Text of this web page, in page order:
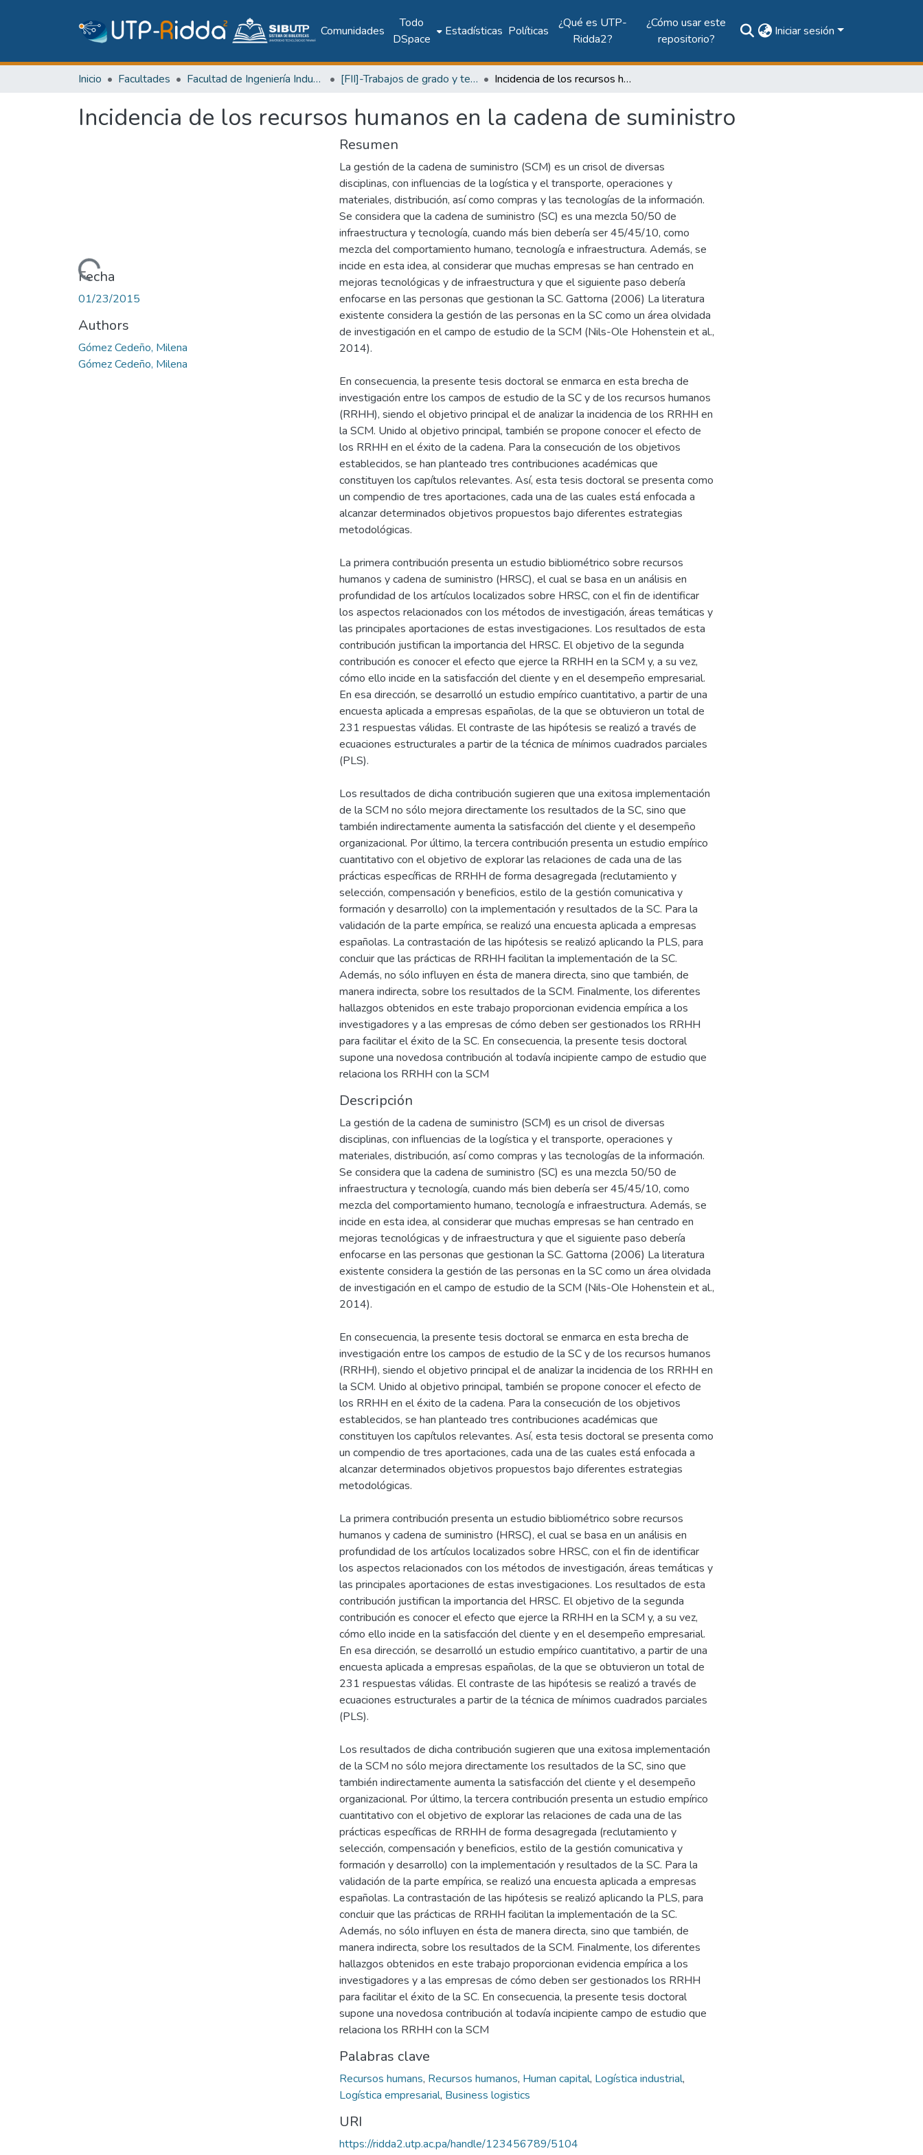
Comunidades
Todo
DSpace
Estadísticas Políticas
¿Qué es UTP-
Ridda2?
¿Cómo usar este
repositorio?
Iniciar sesión
Inicio Facultades Facultad de Ingeniería Industrial [FII]-Trabajos de grado y tesis Incidencia de los recursos humanos en la cadena de suministro
Incidencia de los recursos humanos en la cadena de suministro
Cargando...
Fecha
01/23/2015
Authors
Gómez Cedeño, Milena
Gómez Cedeño, Milena
Resumen
La gestión de la cadena de suministro (SCM) es un crisol de diversas
disciplinas, con influencias de la logística y el transporte, operaciones y
materiales, distribución, así como compras y las tecnologías de la información.
Se considera que la cadena de suministro (SC) es una mezcla 50/50 de
infraestructura y tecnología, cuando más bien debería ser 45/45/10, como
mezcla del comportamiento humano, tecnología e infraestructura. Además, se
incide en esta idea, al considerar que muchas empresas se han centrado en
mejoras tecnológicas y de infraestructura y que el siguiente paso debería
enfocarse en las personas que gestionan la SC. Gattorna (2006) La literatura
existente considera la gestión de las personas en la SC como un área olvidada
de investigación en el campo de estudio de la SCM (Nils-Ole Hohenstein et al.,
2014).
En consecuencia, la presente tesis doctoral se enmarca en esta brecha de
investigación entre los campos de estudio de la SC y de los recursos humanos
(RRHH), siendo el objetivo principal el de analizar la incidencia de los RRHH en
la SCM. Unido al objetivo principal, también se propone conocer el efecto de
los RRHH en el éxito de la cadena. Para la consecución de los objetivos
establecidos, se han planteado tres contribuciones académicas que
constituyen los capítulos relevantes. Así, esta tesis doctoral se presenta como
un compendio de tres aportaciones, cada una de las cuales está enfocada a
alcanzar determinados objetivos propuestos bajo diferentes estrategias
metodológicas.
La primera contribución presenta un estudio bibliométrico sobre recursos
humanos y cadena de suministro (HRSC), el cual se basa en un análisis en
profundidad de los artículos localizados sobre HRSC, con el fin de identificar
los aspectos relacionados con los métodos de investigación, áreas temáticas y
las principales aportaciones de estas investigaciones. Los resultados de esta
contribución justifican la importancia del HRSC. El objetivo de la segunda
contribución es conocer el efecto que ejerce la RRHH en la SCM y, a su vez,
cómo ello incide en la satisfacción del cliente y en el desempeño empresarial.
En esa dirección, se desarrolló un estudio empírico cuantitativo, a partir de una
encuesta aplicada a empresas españolas, de la que se obtuvieron un total de
231 respuestas válidas. El contraste de las hipótesis se realizó a través de
ecuaciones estructurales a partir de la técnica de mínimos cuadrados parciales
(PLS).
Los resultados de dicha contribución sugieren que una exitosa implementación
de la SCM no sólo mejora directamente los resultados de la SC, sino que
también indirectamente aumenta la satisfacción del cliente y el desempeño
organizacional. Por último, la tercera contribución presenta un estudio empírico
cuantitativo con el objetivo de explorar las relaciones de cada una de las
prácticas específicas de RRHH de forma desagregada (reclutamiento y
selección, compensación y beneficios, estilo de la gestión comunicativa y
formación y desarrollo) con la implementación y resultados de la SC. Para la
validación de la parte empírica, se realizó una encuesta aplicada a empresas
españolas. La contrastación de las hipótesis se realizó aplicando la PLS, para
concluir que las prácticas de RRHH facilitan la implementación de la SC.
Además, no sólo influyen en ésta de manera directa, sino que también, de
manera indirecta, sobre los resultados de la SCM. Finalmente, los diferentes
hallazgos obtenidos en este trabajo proporcionan evidencia empírica a los
investigadores y a las empresas de cómo deben ser gestionados los RRHH
para facilitar el éxito de la SC. En consecuencia, la presente tesis doctoral
supone una novedosa contribución al todavía incipiente campo de estudio que
relaciona los RRHH con la SCM
Descripción
La gestión de la cadena de suministro (SCM) es un crisol de diversas
disciplinas, con influencias de la logística y el transporte, operaciones y
materiales, distribución, así como compras y las tecnologías de la información.
Se considera que la cadena de suministro (SC) es una mezcla 50/50 de
infraestructura y tecnología, cuando más bien debería ser 45/45/10, como
mezcla del comportamiento humano, tecnología e infraestructura. Además, se
incide en esta idea, al considerar que muchas empresas se han centrado en
mejoras tecnológicas y de infraestructura y que el siguiente paso debería
enfocarse en las personas que gestionan la SC. Gattorna (2006) La literatura
existente considera la gestión de las personas en la SC como un área olvidada
de investigación en el campo de estudio de la SCM (Nils-Ole Hohenstein et al.,
2014).
En consecuencia, la presente tesis doctoral se enmarca en esta brecha de
investigación entre los campos de estudio de la SC y de los recursos humanos
(RRHH), siendo el objetivo principal el de analizar la incidencia de los RRHH en
la SCM. Unido al objetivo principal, también se propone conocer el efecto de
los RRHH en el éxito de la cadena. Para la consecución de los objetivos
establecidos, se han planteado tres contribuciones académicas que
constituyen los capítulos relevantes. Así, esta tesis doctoral se presenta como
un compendio de tres aportaciones, cada una de las cuales está enfocada a
alcanzar determinados objetivos propuestos bajo diferentes estrategias
metodológicas.
La primera contribución presenta un estudio bibliométrico sobre recursos
humanos y cadena de suministro (HRSC), el cual se basa en un análisis en
profundidad de los artículos localizados sobre HRSC, con el fin de identificar
los aspectos relacionados con los métodos de investigación, áreas temáticas y
las principales aportaciones de estas investigaciones. Los resultados de esta
contribución justifican la importancia del HRSC. El objetivo de la segunda
contribución es conocer el efecto que ejerce la RRHH en la SCM y, a su vez,
cómo ello incide en la satisfacción del cliente y en el desempeño empresarial.
En esa dirección, se desarrolló un estudio empírico cuantitativo, a partir de una
encuesta aplicada a empresas españolas, de la que se obtuvieron un total de
231 respuestas válidas. El contraste de las hipótesis se realizó a través de
ecuaciones estructurales a partir de la técnica de mínimos cuadrados parciales
(PLS).
Los resultados de dicha contribución sugieren que una exitosa implementación
de la SCM no sólo mejora directamente los resultados de la SC, sino que
también indirectamente aumenta la satisfacción del cliente y el desempeño
organizacional. Por último, la tercera contribución presenta un estudio empírico
cuantitativo con el objetivo de explorar las relaciones de cada una de las
prácticas específicas de RRHH de forma desagregada (reclutamiento y
selección, compensación y beneficios, estilo de la gestión comunicativa y
formación y desarrollo) con la implementación y resultados de la SC. Para la
validación de la parte empírica, se realizó una encuesta aplicada a empresas
españolas. La contrastación de las hipótesis se realizó aplicando la PLS, para
concluir que las prácticas de RRHH facilitan la implementación de la SC.
Además, no sólo influyen en ésta de manera directa, sino que también, de
manera indirecta, sobre los resultados de la SCM. Finalmente, los diferentes
hallazgos obtenidos en este trabajo proporcionan evidencia empírica a los
investigadores y a las empresas de cómo deben ser gestionados los RRHH
para facilitar el éxito de la SC. En consecuencia, la presente tesis doctoral
supone una novedosa contribución al todavía incipiente campo de estudio que
relaciona los RRHH con la SCM
Palabras clave
Recursos humans, Recursos humanos, Human capital, Logística industrial,
Logística empresarial, Business logistics
URI
https://ridda2.utp.ac.pa/handle/123456789/5104